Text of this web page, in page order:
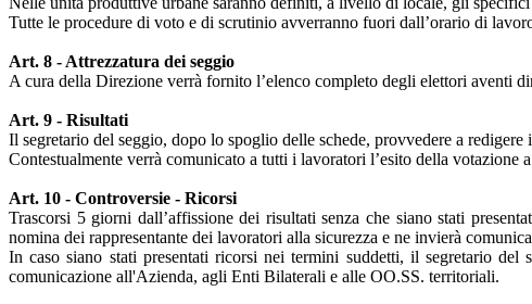
Tutte le procedure di voto e di scrutinio avverranno fuori dall’orario di
Art. 8 - Attrezzatura dei seggio
A cura della Direzione verrà fornito l’elenco completo degli elettori aventi
Art. 9 - Risultati
Il segretario del seggio, dopo lo spoglio delle schede, provvedere a
Contestualmente verrà comunicato a tutti i lavoratori l’esito della
Art. 10 - Controversie - Ricorsi
Trascorsi 5 giorni dall’affissione dei risultati senza che siano stati
nomina dei rappresentante dei lavoratori alla sicurezza e ne invierà
In caso siano stati presentati ricorsi nei termini suddetti, il segretario
comunicazione all'Azienda, agli Enti Bilaterali e alle OO.SS. territoriali.